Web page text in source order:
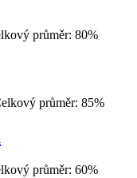
průměr: 80%
průměr: 85%
průměr: 60%